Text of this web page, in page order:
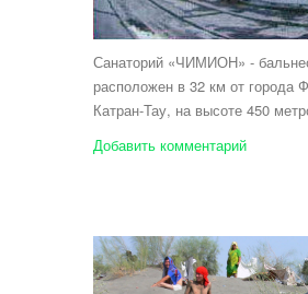
Санаторий «ЧИМИОН» -
расположен в 32 км от города
Катран-Тау, на высоте 450
Добавить комментарий